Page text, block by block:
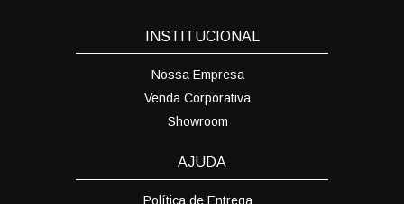
INSTITUCIONAL
Nossa Empresa
Venda Corporativa
Showroom
AJUDA
Política de Entrega